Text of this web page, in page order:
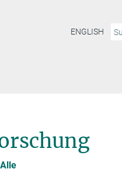
ENGLISH
Alle